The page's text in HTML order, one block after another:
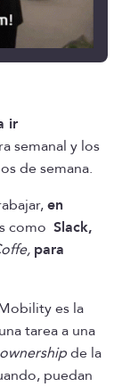
ir
semanal y los
de semana.
en
como Slack,
para
es la
tarea a una
ownershipde la
puedan